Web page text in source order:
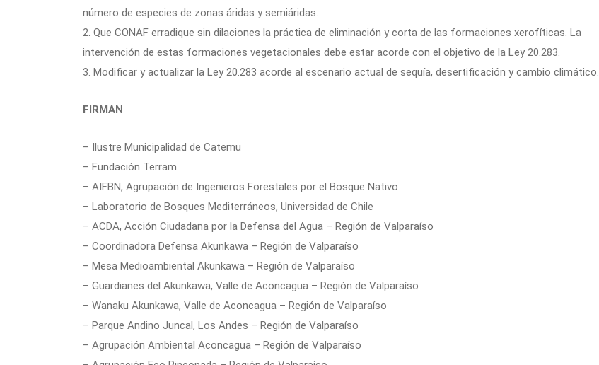
número de especies de zonas áridas y semiáridas.
2. Que CONAF erradique sin dilaciones la práctica de eliminación y corta de las formaciones xerofíticas. La
intervención de estas formaciones vegetacionales debe estar acorde con el objetivo de la Ley 20.283.
3. Modificar y actualizar la Ley 20.283 acorde al escenario actual de sequía, desertificación y cambio climático.
FIRMAN
– Ilustre Municipalidad de Catemu
– Fundación Terram
– AIFBN, Agrupación de Ingenieros Forestales por el Bosque Nativo
– Laboratorio de Bosques Mediterráneos, Universidad de Chile
– ACDA, Acción Ciudadana por la Defensa del Agua – Región de Valparaíso
– Coordinadora Defensa Akunkawa – Región de Valparaíso
– Mesa Medioambiental Akunkawa – Región de Valparaíso
– Guardianes del Akunkawa, Valle de Aconcagua – Región de Valparaíso
– Wanaku Akunkawa, Valle de Aconcagua – Región de Valparaíso
– Parque Andino Juncal, Los Andes – Región de Valparaíso
– Agrupación Ambiental Aconcagua – Región de Valparaíso